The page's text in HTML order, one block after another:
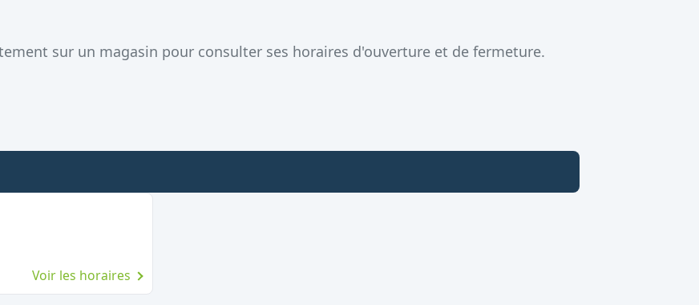
sur un magasin pour consulter ses horaires d'ouverture et de fermeture.
Voir les horaires